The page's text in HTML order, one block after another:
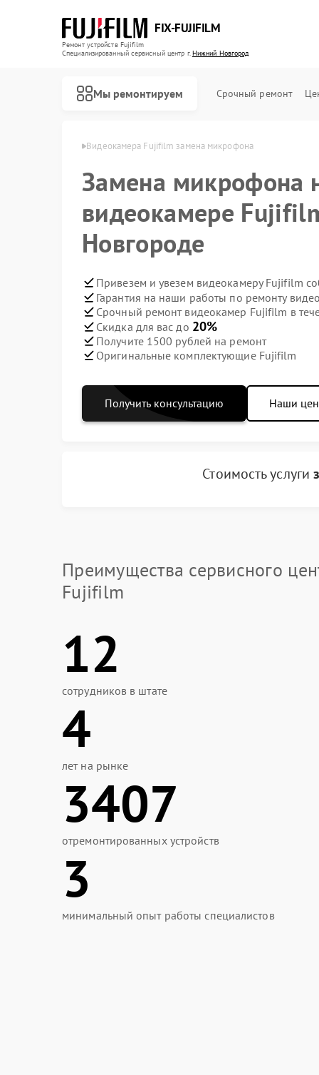
FIX-FUJIFILM
Ремонт устройств Fujifilm
Специализированный cервисный центр г.Нижний Новгород
Мы ремонтируем Срочный ремонт
Новгороде Видеокамера Fujifilm замена микрофона
Замена микрофона
видеокамере
Новгороде
Привезем и увезем видеокамеру Fujifilm
Гарантия на наши работы по ремонту
Срочный ремонт видеокамер Fujifilm в
Скидка для вас до 20%
Получите 1500 рублей на ремонт
Оригинальные комплектующие Fujifilm
Получить консультацию Наши
Стоимость услуги
Преимущества сервисного
Fujifilm
12
сотрудников в штате
4
лет на рынке
3407
отремонтированных устройств
3
минимальный опыт работы специалистов